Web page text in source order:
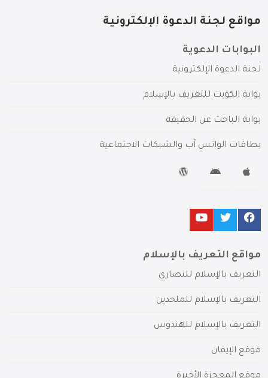
مواقع لجنة الدعوة الإلكترونية
البوابات الدعوية
لجنة الدعوة الإلكترونية
بوابة الكويت للتعريف بالإسلام
بوابة الباحث عن الحقيقة
بطاقات الواتس آب والشبكات الاجتماعية
مواقع التعريف بالإسلام
التعريف بالإسلام للنصارى
التعريف بالإسلام للملحدين
التعريف بالإسلام للهندوس
موقع الإيمان